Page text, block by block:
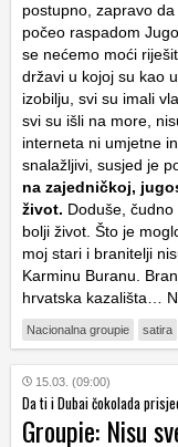
postupno, zapravo
počeo raspadom
se nećemo moći
državi u kojoj su kao
izobilju, svi su imali
svi su išli na more,
interneta ni umjetne
snalažljivi, susjed je
na zajedničkoj,
život. Doduše,
bolji život. Što je
moj stari i branitelji
Karminu Buranu.
hrvatska kazališta…
Nacionalna groupie satira
15.03. (09:00)
Da ti i Dubai čokolada
Groupie: Nisu